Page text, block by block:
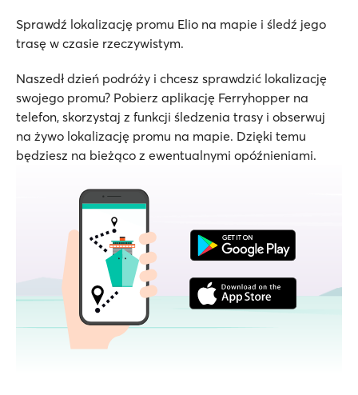
Sprawdź lokalizację promu Elio na mapie i śledź jego
trasę w czasie rzeczywistym.
Naszedł dzień podróży i chcesz sprawdzić lokalizację
swojego promu? Pobierz aplikację Ferryhopper na
telefon, skorzystaj z funkcji śledzenia trasy i obserwuj
na żywo lokalizację promu na mapie. Dzięki temu
będziesz na bieżąco z ewentualnymi opóźnieniami.